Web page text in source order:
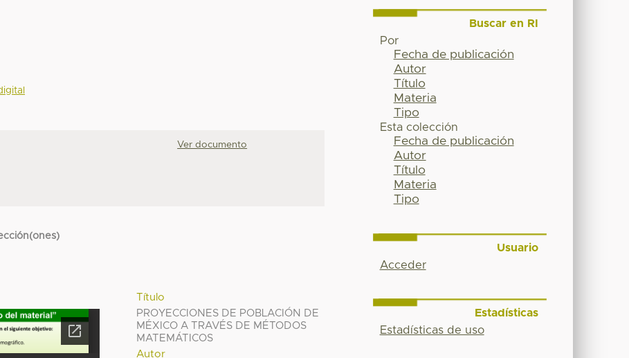
Ver documento
Título
PROYECCIONES DE POBLACIÓN DE
MÉXICO A TRAVÉS DE MÉTODOS
MATEMÁTICOS
Autor
Buscar en RI
Por
Fecha de publicación
Autor
Título
Materia
Tipo
Esta colección
Fecha de publicación
Autor
Título
Materia
Tipo
Usuario
Acceder
Estadísticas
Estadísticas de uso